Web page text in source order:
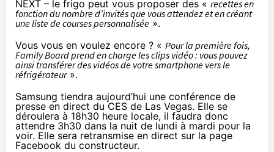
NEXT – le frigo peut vous proposer des « recettes en
fonction du nombre d’invités que vous attendez et en créant
une liste de courses personnalisée ».
Vous vous en voulez encore ? « Pour la première fois,
Family Board prend en charge les clips vidéo : vous pouvez
ainsi transférer des vidéos de votre smartphone vers le
réfrigérateur».
Samsung tiendra aujourd’hui une conférence de
presse en direct du CES de Las Vegas. Elle se
déroulera à 18h30 heure locale, il faudra donc
attendre 3h30 dans la nuit de lundi à mardi pour la
voir. Elle sera retransmise en direct sur la page
Facebook du constructeur.